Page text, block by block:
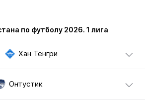
по футболу 2026. 1 лига
Хан Тенгри
Онтустик